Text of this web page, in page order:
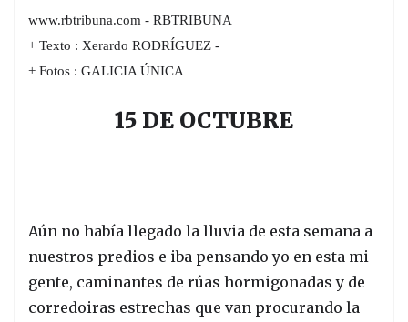
www.rbtribuna.com - RBTRIBUNA
+ Texto : Xerardo RODRÍGUEZ -
+ Fotos : GALICIA ÚNICA
15 DE OCTUBRE
Aún no había llegado la lluvia de esta semana a
nuestros predios e iba pensando yo en esta mi
gente, caminantes de rúas hormigonadas y de
corredoiras estrechas que van procurando la